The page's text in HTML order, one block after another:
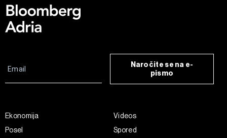
Naročite se na e-
pismo
Ekonomija
Posel
Videos
Spored